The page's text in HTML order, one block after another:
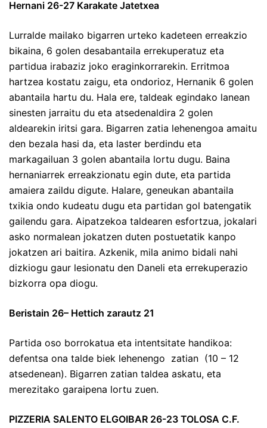
Hernani 26-27 Karakate Jatetxea
Lurralde mailako bigarren urteko kadeteen erreakzio
bikaina, 6 golen desabantaila errekuperatuz eta
partidua irabaziz joko eraginkorrarekin. Erritmoa
hartzea kostatu zaigu, eta ondorioz, Hernanik 6 golen
abantaila hartu du. Hala ere, taldeak egindako lanean
sinesten jarraitu du eta atsedenaldira 2 golen
aldearekin iritsi gara. Bigarren zatia lehenengoa amaitu
den bezala hasi da, eta laster berdindu eta
markagailuan 3 golen abantaila lortu dugu. Baina
hernaniarrek erreakzionatu egin dute, eta partida
amaiera zaildu digute. Halare, geneukan abantaila
txikia ondo kudeatu dugu eta partidan gol batengatik
gailendu gara. Aipatzekoa taldearen esfortzua, jokalari
asko normalean jokatzen duten postuetatik kanpo
jokatzen ari baitira. Azkenik, mila animo bidali nahi
dizkiogu gaur lesionatu den Daneli eta errekuperazio
bizkorra opa diogu.
Beristain 26– Hettich zarautz 21
Partida oso borrokatua eta intentsitate handikoa:
defentsa ona talde biek lehenengo zatian (10 – 12
atsedenean). Bigarren zatian taldea askatu, eta
merezitako garaipena lortu zuen.
PIZZERIA SALENTO ELGOIBAR 26-23 TOLOSA C.F.